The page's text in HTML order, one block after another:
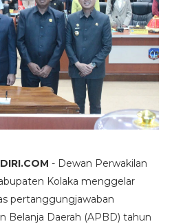
- Dewan Perwakilan
Kolaka menggelar
pertanggungjawaban
Belanja Daerah (APBD) tahun